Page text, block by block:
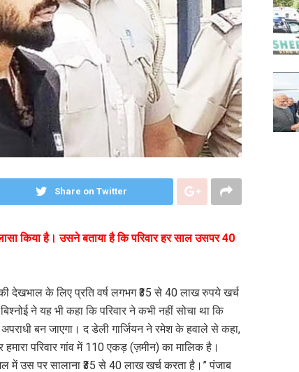
Share on Twitter
किया है। उसने बताया है कि परिवार हर साल उसपर 40
देखभाल के लिए प्रति वर्ष लगभग ₹35 से 40 लाख रुपये खर्च
ने यह भी कहा कि परिवार ने कभी नहीं सोचा था कि
बन जाएगा। द डेली गार्जियन ने रमेश के हवाले से कहा,
परिवार गांव में 110 एकड़ (ज़मीन) का मालिक है।
में उस पर सालाना ₹35 से 40 लाख खर्च करता है।” पंजाब